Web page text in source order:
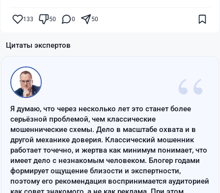
133 50 0 50
Цитаты экспертов
“
Я думаю, что через несколько лет это станет более
серьёзной проблемой, чем классические
мошеннические схемы. Дело в масштабе охвата и в
другой механике доверия. Классический мошенник
работает точечно, и жертва как минимум понимает, что
имеет дело с незнакомым человеком. Блогер годами
формирует ощущение близости и экспертности,
поэтому его рекомендация воспринимается аудиторией